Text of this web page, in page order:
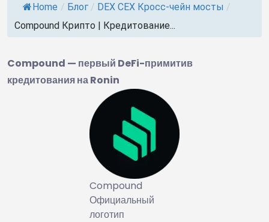
Home / Блог / DEX CEX Кросс-чейн мосты /
Compound Крипто | Кредитование...
Compound — первый DeFi-примитив
кредитования на Ronin
Compound
Официальный
логотип